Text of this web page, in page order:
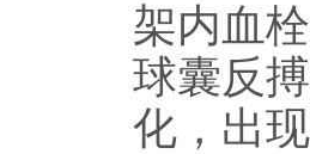
架内血
球囊反
化，出